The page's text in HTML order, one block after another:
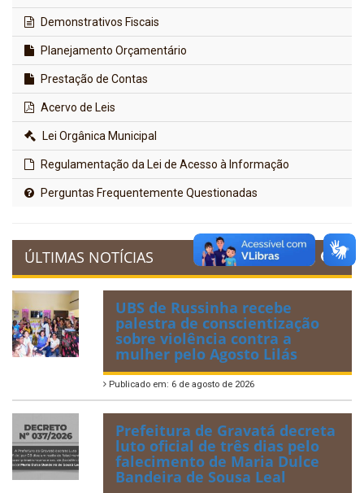
Demonstrativos Fiscais
Planejamento Orçamentário
Prestação de Contas
Acervo de Leis
Lei Orgânica Municipal
Regulamentação da Lei de Acesso à Informação
Perguntas Frequentemente Questionadas
ÚLTIMAS NOTÍCIAS
UBS de Russinha recebe
palestra de conscientização
sobre violência contra a
mulher pelo Agosto Lilás
Publicado em: 6 de agosto de 2026
Prefeitura de Gravatá decreta
luto oficial de três dias pelo
falecimento de Maria Dulce
Bandeira de Sousa Leal